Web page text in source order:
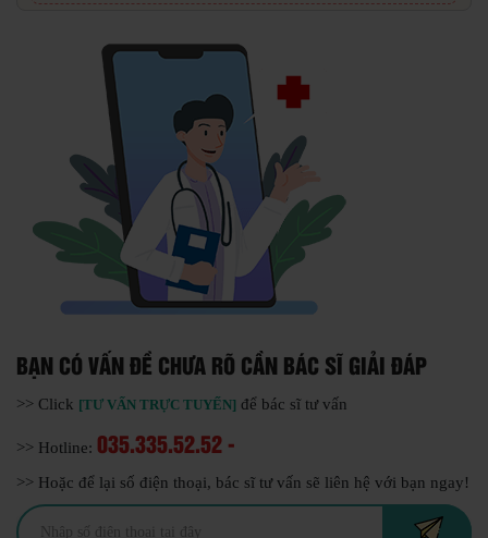
BẠN CÓ VẤN ĐỀ CHƯA RÕ CẦN BÁC SĨ GIẢI ĐÁP
>> Click [TƯ VẤN TRỰC TUYẾN] để bác sĩ tư vấn
>> Hotline: 035.335.52.52 -
>> Hoặc để lại số điện thoại, bác sĩ tư vấn sẽ liên hệ với bạn ngay!